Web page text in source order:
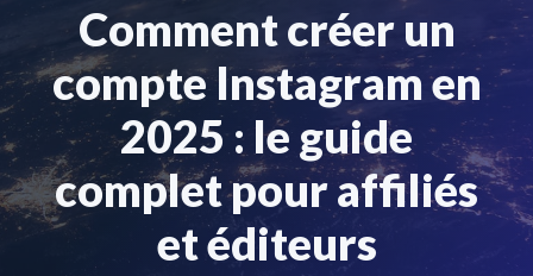
Comment créer un
compte Instagram en
2025 : le guide
complet pour affiliés
et éditeurs